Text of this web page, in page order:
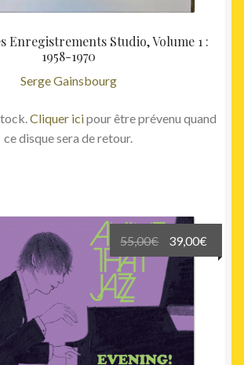
Enregistrements Studio, Volume 1 :
1958-1970
Serge Gainsbourg
Cliquer icipour être prévenu quand
ce disque sera de retour.
55,00€
Le
prix
initial
était :
55,00€.
39,00€
prix